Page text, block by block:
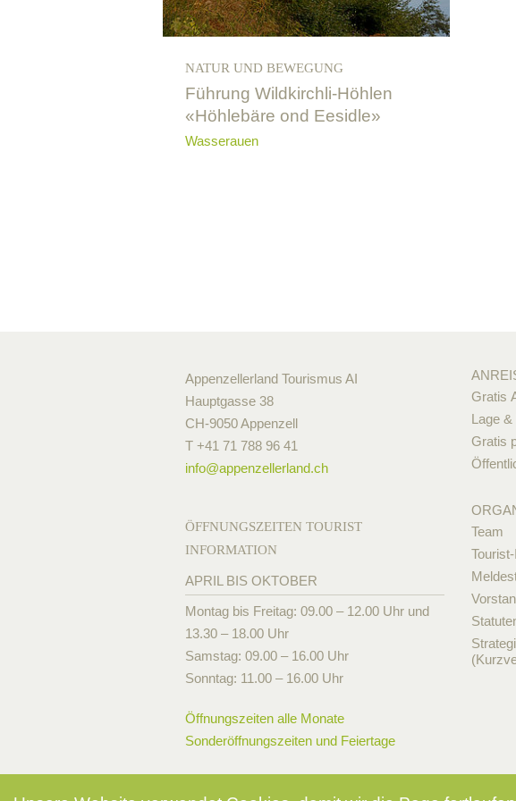
NATUR UND BEWEGUNG
Führung Wildkirchli-Höhlen
«Höhlebäre ond Eesidle»
Wasserauen
Appenzellerland Tourismus AI
Hauptgasse 38
CH-9050 Appenzell
T +41 71 788 96 41
info@appenzellerland.ch
ÖFFNUNGSZEITEN TOURIST
INFORMATION
APRIL BIS OKTOBER
Montag bis Freitag: 09.00 – 12.00 Uhr und
13.30 – 18.00 Uhr
Samstag: 09.00 – 16.00 Uhr
Sonntag: 11.00 – 16.00 Uhr
Öffnungszeiten alle Monate
Sonderöffnungszeiten und Feiertage
Gratis
Lage
Gratis
Team